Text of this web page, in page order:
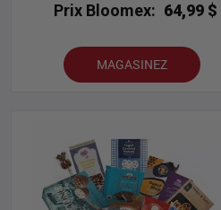
Prix Bloomex: 64,99 $
MAGASINEZ